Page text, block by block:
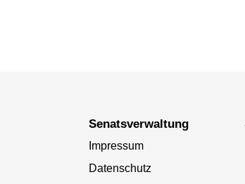
Senatsverwaltung
Impressum
Datenschutz